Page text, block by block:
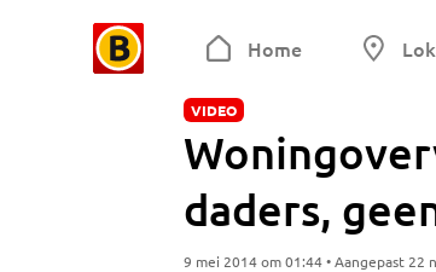
Home
VIDEO
daders,
9 mei 2014 om 01:44 • Aangepast 22